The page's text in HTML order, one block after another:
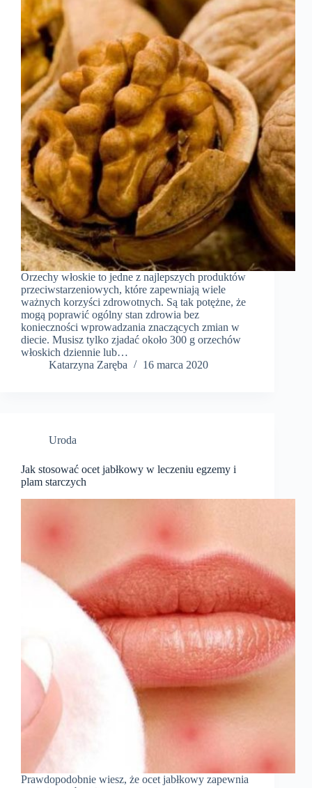
Orzechy włoskie to jedne z najlepszych produktów
przeciwstarzeniowych, które zapewniają wiele
ważnych korzyści zdrowotnych. Są tak potężne, że
mogą poprawić ogólny stan zdrowia bez
konieczności wprowadzania znaczących zmian w
diecie. Musisz tylko zjadać około 300 g orzechów
włoskich dziennie lub…
Katarzyna Zaręba
16 marca 2020
Uroda
Jak stosować ocet jabłkowy w leczeniu egzemy i
plam starczych
Prawdopodobnie wiesz, że ocet jabłkowy zapewnia